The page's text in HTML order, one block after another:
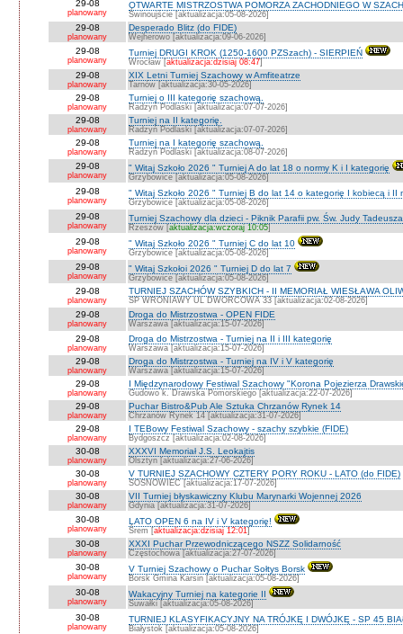
29-08
planowany
OTWARTE MISTRZOSTWA POMORZA ZACHODNIEGO W
Świnoujście [aktualizacja:05-08-2026]
29-08
planowany
Desperado Blitz (do FIDE)
Wejherowo [aktualizacja:09-06-2026]
29-08
planowany
Turniej DRUGI KROK (1250-1600 PZSzach) - SIERPIEŃ
Wrocław [aktualizacja:dzisiaj 08:47]
29-08
planowany
XIX Letni Turniej Szachowy w Amfiteatrze
Tarnów [aktualizacja:30-05-2026]
29-08
planowany
Turniej o III kategorię szachową.
Radzyń Podlaski [aktualizacja:07-07-2026]
29-08
planowany
Turniej na II kategorię.
Radzyń Podlaski [aktualizacja:07-07-2026]
29-08
planowany
Turniej na I kategorię szachową.
Radzyń Podlaski [aktualizacja:08-07-2026]
29-08
planowany
" Witaj Szkoło 2026 " Turniej A do lat 18 o normy K i I kategorię
Grzybowice [aktualizacja:05-08-2026]
29-08
planowany
" Witaj Szkoło 2026 " Turniej B do lat 14 o kategorię I kobiecą i II
Grzybowice [aktualizacja:05-08-2026]
29-08
planowany
Turniej Szachowy dla dzieci - Piknik Parafii pw. Św. Judy
Rzeszów [aktualizacja:wczoraj 10:05]
29-08
planowany
" Witaj Szkoło 2026 " Turniej C do lat 10
Grzybowice [aktualizacja:05-08-2026]
29-08
planowany
" Witaj Szkołoi 2026 " Turniej D do lat 7
Grzybowice [aktualizacja:05-08-2026]
29-08
planowany
TURNIEJ SZACHÓW SZYBKICH - II MEMORIAŁ WIESŁAWA
SP WRONIAWY UL DWORCOWA 33 [aktualizacja:02-08-2026]
29-08
planowany
Droga do Mistrzostwa - OPEN FIDE
Warszawa [aktualizacja:15-07-2026]
29-08
planowany
Droga do Mistrzostwa - Turniej na II i III kategorię
Warszawa [aktualizacja:15-07-2026]
29-08
planowany
Droga do Mistrzostwa - Turniej na IV i V kategorię
Warszawa [aktualizacja:15-07-2026]
29-08
planowany
I Międzynarodowy Festiwal Szachowy "Korona Pojezierza
Gudowo k. Drawska Pomorskiego [aktualizacja:22-07-2026]
29-08
planowany
Puchar Bistro&Pub Ale Sztuka Chrzanów Rynek 14
Chrzanów Rynek 14 [aktualizacja:31-07-2026]
29-08
planowany
I TEBowy Festiwal Szachowy - szachy szybkie (FIDE)
Bydgoszcz [aktualizacja:02-08-2026]
30-08
planowany
XXXVI Memoriał J.S. Leokajtis
Olsztyn [aktualizacja:27-06-2026]
30-08
planowany
V TURNIEJ SZACHOWY CZTERY PORY ROKU - LATO (do FIDE)
SOSNOWIEC [aktualizacja:17-07-2026]
30-08
planowany
VII Turniej błyskawiczny Klubu Marynarki Wojennej 2026
Gdynia [aktualizacja:31-07-2026]
30-08
planowany
LATO OPEN 6 na IV i V kategorię!
Śrem [aktualizacja:dzisiaj 12:01]
30-08
planowany
XXXI Puchar Przewodniczącego NSZZ Solidarność
Częstochowa [aktualizacja:27-07-2026]
30-08
planowany
V Turniej Szachowy o Puchar Sołtys Borsk
Borsk Gmina Karsin [aktualizacja:05-08-2026]
30-08
planowany
Wakacyjny Turniej na kategorie II
Suwałki [aktualizacja:05-08-2026]
30-08
planowany
TURNIEJ KLASYFIKACYJNY NA TRÓJKĘ I DWÓJKĘ - SP 45
Białystok [aktualizacja:05-08-2026]